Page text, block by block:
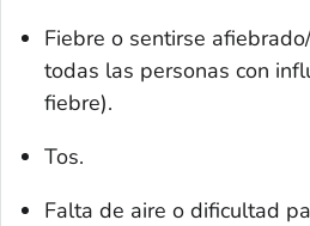
Fiebre o sentirse
todas las personas con
fiebre).
Tos.
Falta de aire o dificultad